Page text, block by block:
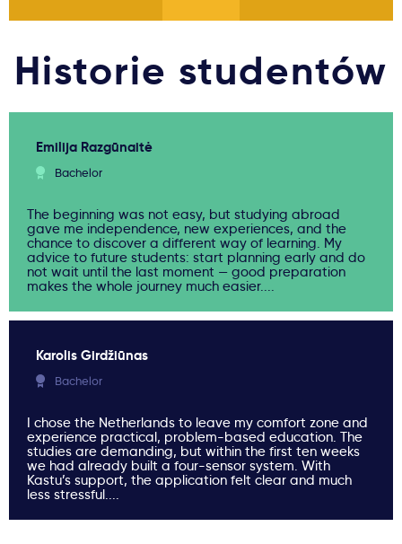
Historie studentów
Emilija Razgūnaitė
Bachelor
The beginning was not easy, but studying abroad
gave me independence, new experiences, and the
chance to discover a different way of learning. My
advice to future students: start planning early and do
not wait until the last moment — good preparation
makes the whole journey much easier....
Karolis Girdžiūnas
Bachelor
I chose the Netherlands to leave my comfort zone and
experience practical, problem-based education. The
studies are demanding, but within the first ten weeks
we had already built a four-sensor system. With
Kastu’s support, the application felt clear and much
less stressful....